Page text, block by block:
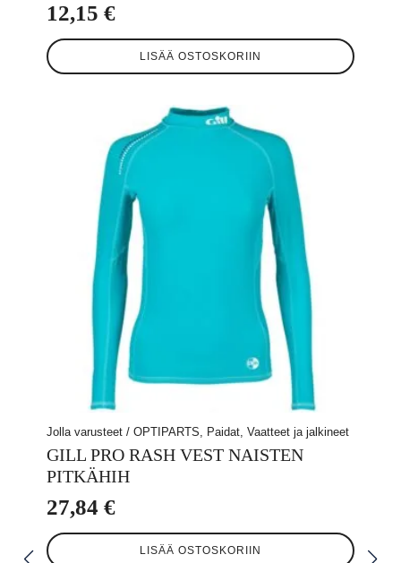
12,15 €
LISÄÄ OSTOSKORIIN
Jolla varusteet / OPTIPARTS, Paidat, Vaatteet ja jalkineet
GILL PRO RASH VEST NAISTEN
PITKÄHIH
27,84 €
LISÄÄ OSTOSKORIIN